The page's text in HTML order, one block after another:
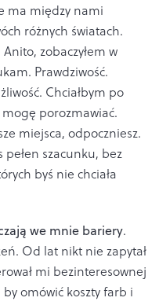
ma między nami
różnych światach.
zobaczyłem w
Prawdziwość.
Chciałbym po
porozmawiać.
miejsca, odpoczniesz.
szacunku, bez
byś nie chciała
we mnie bariery.
Od lat nikt nie zapytał
mi bezinteresownej
omówić koszty farb i